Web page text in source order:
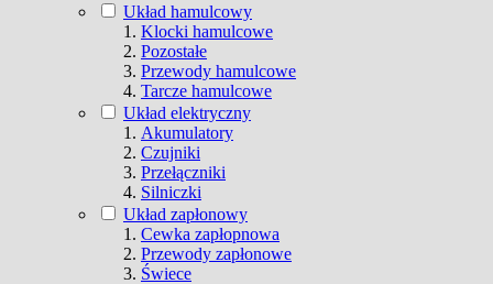
Układ hamulcowy
Klocki hamulcowe
Pozostałe
Przewody hamulcowe
Tarcze hamulcowe
Układ elektryczny
Akumulatory
Czujniki
Przełączniki
Silniczki
Układ zapłonowy
Cewka zapłopnowa
Przewody zapłonowe
Świece